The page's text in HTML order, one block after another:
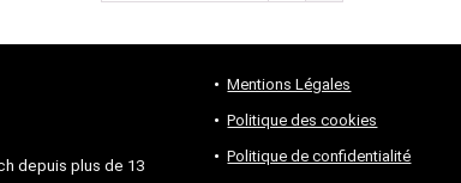
depuis plus de 13
Mentions Légales
Politique des cookies
Politique de confidentialité